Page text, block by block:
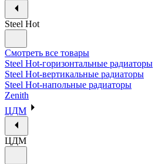
Steel Hot
Смотреть все товары
Steel Hot-горизонтальные радиаторы
Steel Hot-вертикальные радиаторы
Steel Hot-напольные радиаторы
Zenith
ЦДМ
ЦДМ